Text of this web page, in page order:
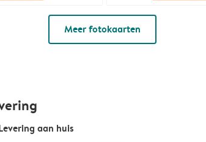
Meer fotokaarten
aan huis